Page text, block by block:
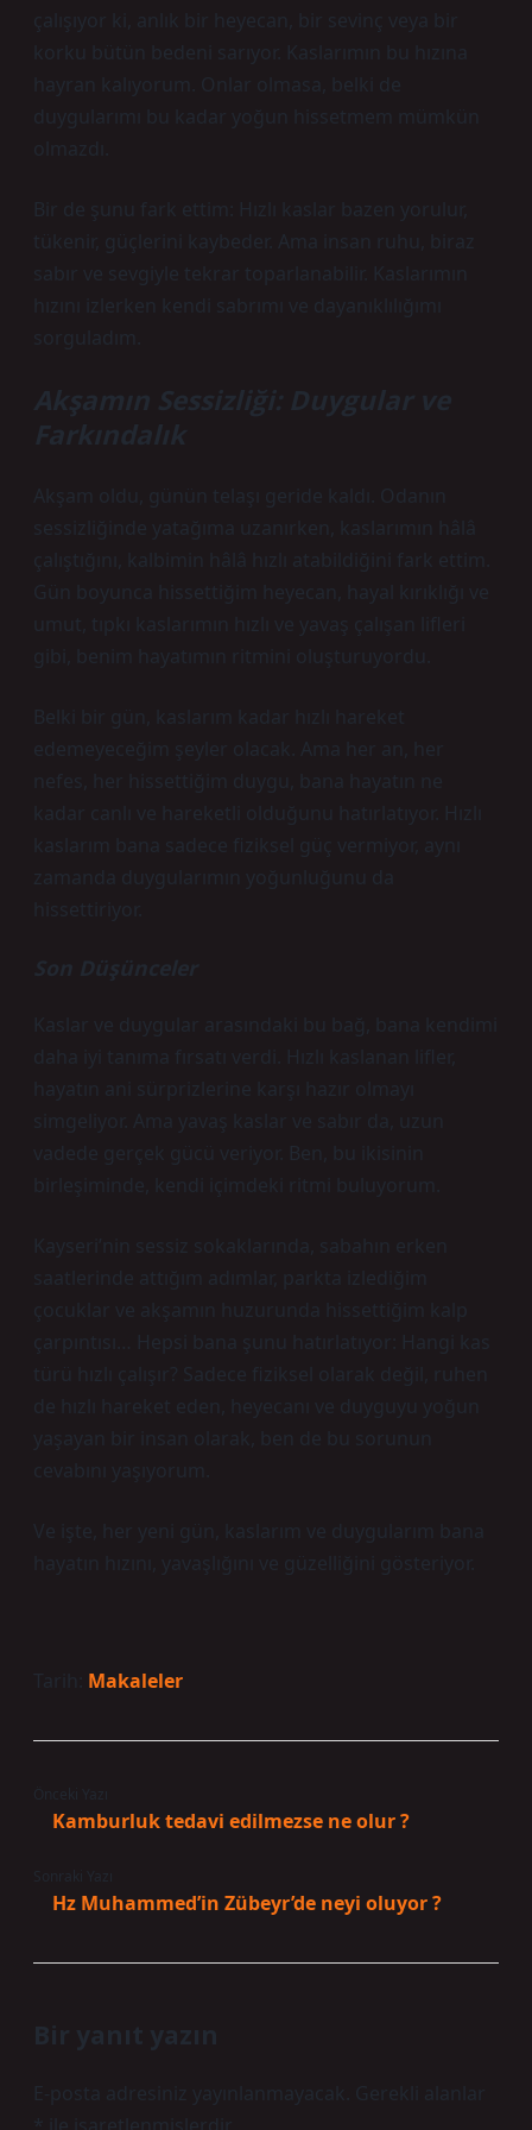
çalışıyor ki, anlık bir heyecan, bir sevinç veya bir
korku bütün bedeni sarıyor. Kaslarımın bu hızına
hayran kalıyorum. Onlar olmasa, belki de
duygularımı bu kadar yoğun hissetmem mümkün
olmazdı.
Bir de şunu fark ettim: Hızlı kaslar bazen yorulur,
tükenir, güçlerini kaybeder. Ama insan ruhu, biraz
sabır ve sevgiyle tekrar toparlanabilir. Kaslarımın
hızını izlerken kendi sabrımı ve dayanıklılığımı
sorguladım.
Akşamın Sessizliği: Duygular ve
Farkındalık
Akşam oldu, günün telaşı geride kaldı. Odanın
sessizliğinde yatağıma uzanırken, kaslarımın hâlâ
çalıştığını, kalbimin hâlâ hızlı atabildiğini fark ettim.
Gün boyunca hissettiğim heyecan, hayal kırıklığı ve
umut, tıpkı kaslarımın hızlı ve yavaş çalışan lifleri
gibi, benim hayatımın ritmini oluşturuyordu.
Belki bir gün, kaslarım kadar hızlı hareket
edemeyeceğim şeyler olacak. Ama her an, her
nefes, her hissettiğim duygu, bana hayatın ne
kadar canlı ve hareketli olduğunu hatırlatıyor. Hızlı
kaslarım bana sadece fiziksel güç vermiyor, aynı
zamanda duygularımın yoğunluğunu da
hissettiriyor.
Son Düşünceler
Kaslar ve duygular arasındaki bu bağ, bana kendimi
daha iyi tanıma fırsatı verdi. Hızlı kaslanan lifler,
hayatın ani sürprizlerine karşı hazır olmayı
simgeliyor. Ama yavaş kaslar ve sabır da, uzun
vadede gerçek gücü veriyor. Ben, bu ikisinin
birleşiminde, kendi içimdeki ritmi buluyorum.
Kayseri’nin sessiz sokaklarında, sabahın erken
saatlerinde attığım adımlar, parkta izlediğim
çocuklar ve akşamın huzurunda hissettiğim kalp
çarpıntısı… Hepsi bana şunu hatırlatıyor: Hangi kas
türü hızlı çalışır? Sadece fiziksel olarak değil, ruhen
de hızlı hareket eden, heyecanı ve duyguyu yoğun
yaşayan bir insan olarak, ben de bu sorunun
cevabını yaşıyorum.
Ve işte, her yeni gün, kaslarım ve duygularım bana
hayatın hızını, yavaşlığını ve güzelliğini gösteriyor.
Tarih: Makaleler
Kamburluk tedavi edilmezse ne olur ?
Hz Muhammed’in Zübeyr’de neyi oluyor ?
Bir yanıt yazın
E-posta adresiniz yayınlanmayacak.
Gerekli alanlar